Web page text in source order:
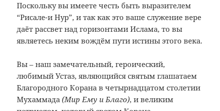
Поскольку вы имеете честь быть выразителем
“Рисале-и Нур”, и так как это ваше служение вере
даёт рассвет над горизонтами Ислама, то вы
являетесь неким вождём пути истины этого века.
Вы – наш замечательный, героический,
любимый Устаз, являющийся святым глашатаем
Благородного Корана в четырнадцатом столетии
Мухаммада(Мир Ему и Благо), и великим